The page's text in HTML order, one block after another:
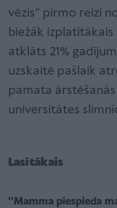
vēzis” pirmo reizi
biežāk
atklāts 21%
uzskaitē pašlaik
pamata
universitātes
Lasītākais
''Mamma piespieda